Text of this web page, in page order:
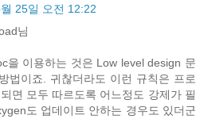
25일 오전 12:22
님
을 이용하는 것은 Low level design 문
법이죠. 귀찮더라도 이런 규칙은 프로
면 모두 따르도록 어느정도 강제가 필
도 업데이트 안하는 경우도 있더군